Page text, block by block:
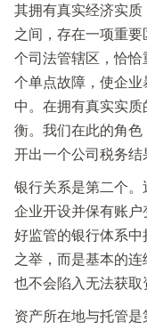
其拥有真实经济实
之间，存在一项重
个司法管辖区，恰
个单点故障，使企
中。在拥有真实实
衡。我们在此的角
开出一个公司税务
银行关系是第二个
企业开设并保有账
好监管的银行体系
之举，而是基本的
也不会陷入无法获取
资产所在地与托管